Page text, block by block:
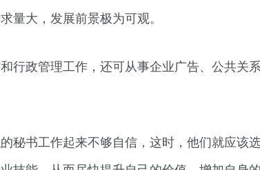
量大，发展前景极为可观。
和行政管理工作，还可从事企业广告、公共
秘书工作起来不够自信，这时，他们就应该